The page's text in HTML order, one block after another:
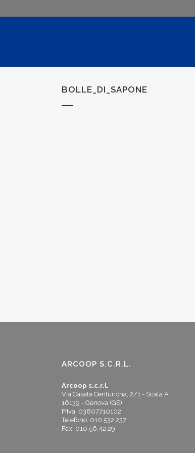
BOLLE_DI_SAPONE
ARCOOP S.C.R.L.
Arcoop s.c.r.l.
Via Casata Centuriona, 2/1 - Scala A
16139 - Genova (GE)
P.Iva: 03807710102
Telefono: 010.532.237
Fax: 010.56.42.29